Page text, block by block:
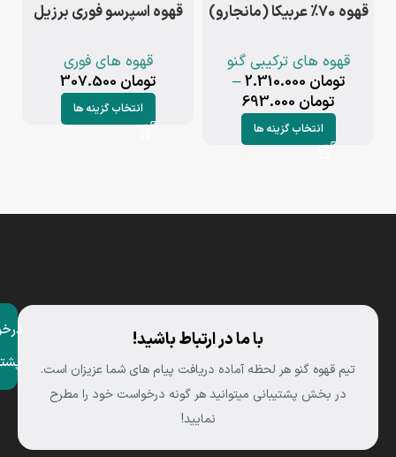
قهوه ۷0٪ عربیکا (مانجارو)
قهوه های ترکیبی گنو
تومان
–
تومان
انتخاب گزینه ها
قهوه اسپرسو فوری برزیل
قهوه های فوری
تومان
انتخاب گزینه ها
با ما در ارتباط باشید!
تیم قهوه گنو هر لحظه آماده دریافت پیام های شما عزیزان است.
در بخش پشتیبانی میتوانید هر گونه درخواست خود را مطرح
نمایید!